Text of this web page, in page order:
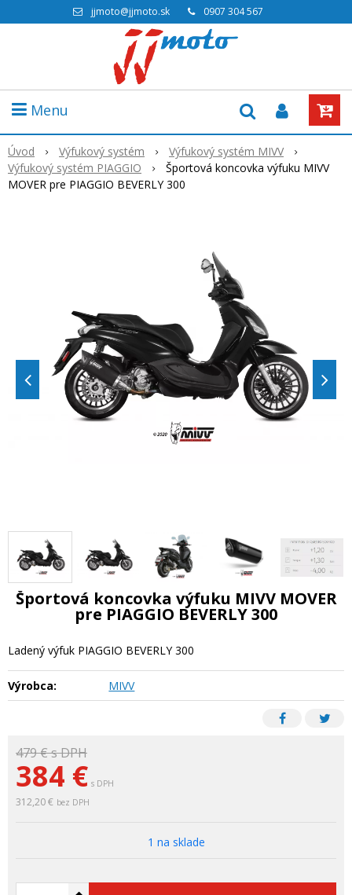
jjmoto@jjmoto.sk 0907 304 567
Menu
Úvod Výfukový systém
Výfukový systém MIVV
Výfukový systém PIAGGIO
Športová koncovka výfuku MIVV
MOVER pre PIAGGIO BEVERLY 300
479 €s DPH
384 € s DPH
312,20 € bez DPH
1 na sklade
Športová koncovka výfuku MIVV MOVER
pre PIAGGIO BEVERLY 300
Ladený výfuk PIAGGIO BEVERLY 300
Výrobca: MIVV